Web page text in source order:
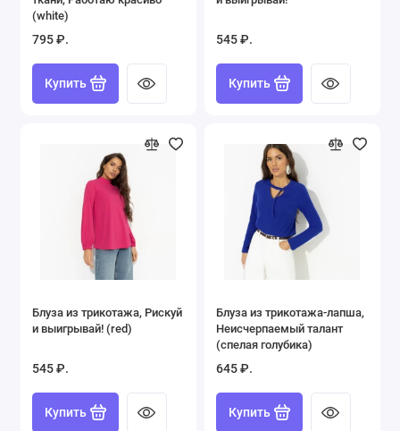
(white)
795 ₽.
Купить
545 ₽.
Купить
Блуза из трикотажа, Рискуй
и выигрывай! (red)
545 ₽.
Купить
Блуза из трикотажа-лапша,
Неисчерпаемый талант
(спелая голубика)
645 ₽.
Купить